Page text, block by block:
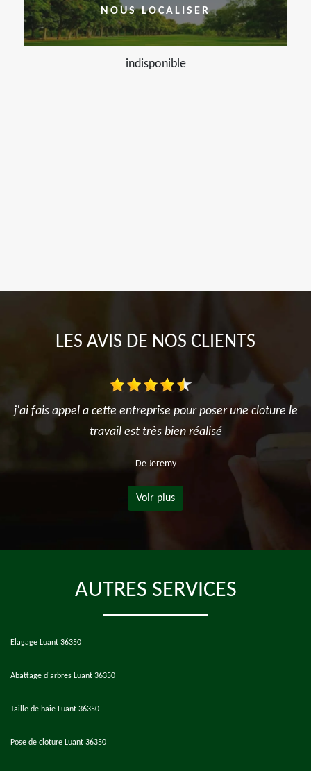
NOUS LOCALISER
indisponible
LES AVIS DE NOS CLIENTS
j'ai fais appel a cette entreprise pour poser une cloture le
travail est très bien réalisé
De Jeremy
Voir plus
AUTRES SERVICES
Elagage Luant 36350
Abattage d'arbres Luant 36350
Taille de haie Luant 36350
Pose de cloture Luant 36350